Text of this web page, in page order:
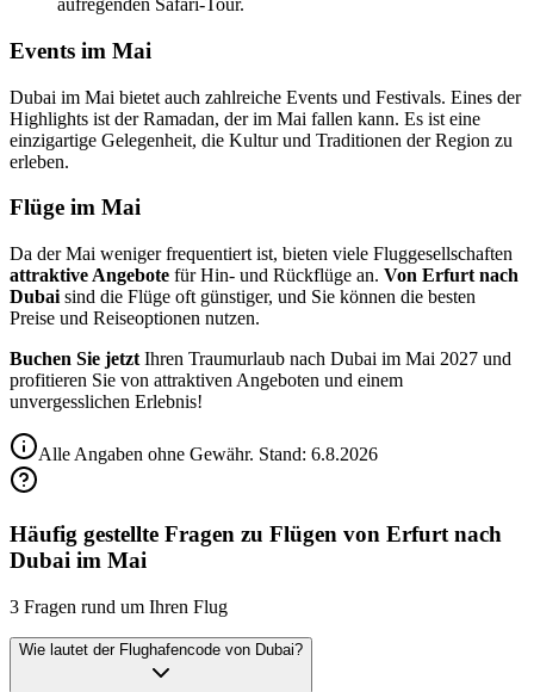
aufregenden Safari-Tour.
Events im Mai
Dubai im Mai bietet auch zahlreiche Events und Festivals. Eines der
Highlights ist der Ramadan, der im Mai fallen kann. Es ist eine
einzigartige Gelegenheit, die Kultur und Traditionen der Region zu
erleben.
Flüge im Mai
Da der Mai weniger frequentiert ist, bieten viele Fluggesellschaften
attraktive Angebote für Hin- und Rückflüge an. Von Erfurt nach
Dubai sind die Flüge oft günstiger, und Sie können die besten
Preise und Reiseoptionen nutzen.
Buchen Sie jetzt Ihren Traumurlaub nach Dubai im Mai 2027 und
profitieren Sie von attraktiven Angeboten und einem
unvergesslichen Erlebnis!
Alle Angaben ohne Gewähr. Stand: 6.8.2026
Häufig gestellte Fragen zu Flügen von Erfurt nach
Dubai im Mai
3 Fragen rund um Ihren Flug
Wie lautet der Flughafencode von Dubai?